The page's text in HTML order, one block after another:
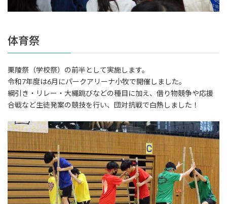
体育祭
栗陵祭（学校祭）の前半として実施します。
令和7年度は6月にパークアリーナ小牧で開催しました。
綱引き・リレー・大縄跳びなどの種目に加え、借り物競争や応援
合戦など生徒発案の競技を行い、団対抗戦で白熱しました！